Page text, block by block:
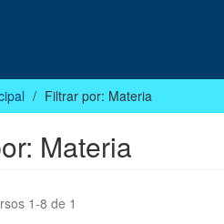
Filtrar por: Materia
Materia
1-8 de 1